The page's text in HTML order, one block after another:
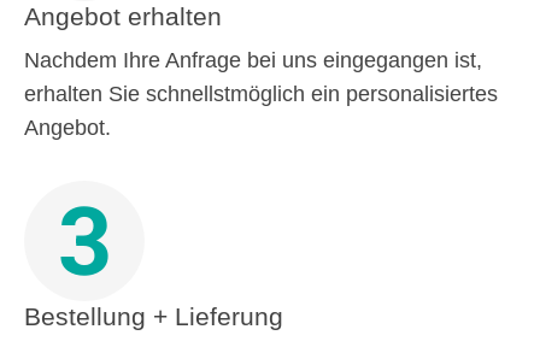
Angebot erhalten
Nachdem Ihre Anfrage bei uns eingegangen ist,
erhalten Sie schnellstmöglich ein personalisiertes
Angebot.
3
Bestellung + Lieferung